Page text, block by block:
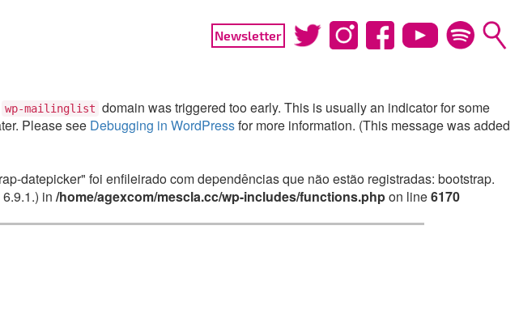
wp-mailinglist domain was triggered too early. This is usually an indicator for some
Please see Debugging in WordPressfor more information. (This message was added
datepicker" foi enfileirado com dependências que não estão registradas: bootstrap.
in /home/agexcom/mescla.cc/wp-includes/functions.phpon line6170
Newsletter